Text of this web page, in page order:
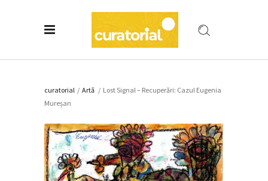
curatorial / Artǎ / Lost Signal – Recuperări: Cazul Eugenia
Mureșan